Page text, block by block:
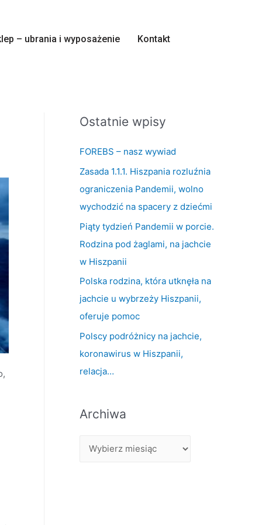
– ubrania i wyposażenie Kontakt
Ostatnie wpisy
FOREBS – nasz wywiad
Zasada 1.1.1. Hiszpania rozluźnia
ograniczenia Pandemii, wolno
wychodzić na spacery z dziećmi
Piąty tydzień Pandemii w porcie.
Rodzina pod żaglami, na jachcie
w Hiszpanii
Polska rodzina, która utknęła na
jachcie u wybrzeży Hiszpanii,
oferuje pomoc
Polscy podróżnicy na jachcie,
koronawirus w Hiszpanii,
relacja…
Archiwa